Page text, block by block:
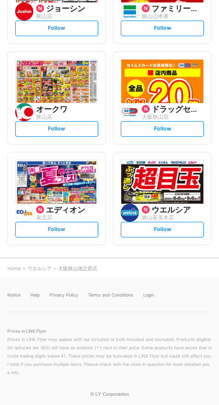
ジョーシン
狭山店
s
t
l
o
w
Follow
ファミリーマート
狭山山本東
s
t
l
o
w
Follow
オークワ
狭山店
s
t
l
o
w
Follow
ドラッグセイムス
大阪狭山店
s
t
l
o
w
Follow
エディオン
泉北店
s
t
o
w
Follow
ウエルシア
狭山茱萸木店
s
t
Follow
Home ウエルシア 大阪狭山池之原店
Notice Help Privacy Policy Terms and Conditions Login
Prices in LINE Flyer
Prices in LINE Flyer may appear with tax included or both included and excluded. Products eligible
for reduced tax (8%) will have an asterisk (＊) next to their price. Some products have prices that in
clude trailing digits below ¥1. These prices may be truncated in LINE Flyer but could still affect you
r total if you purchase multiple items. Please check with the store in question for more detailed pric
e info.
© LY Corporation